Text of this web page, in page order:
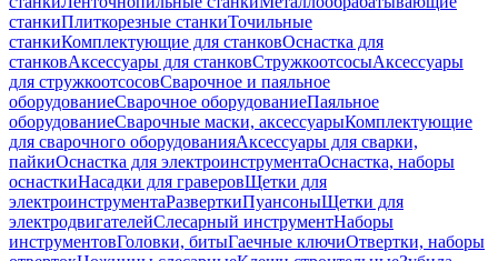
станкиПлиткорезные станкиТочильные
станкиКомплектующие для станковОснастка для
станковАксессуары для станковСтружкоотсосыАксессуары
для стружкоотсосовСварочное и паяльное
оборудованиеСварочное оборудованиеПаяльное
оборудованиеСварочные маски, аксессуарыКомплектующие
для сварочного оборудованияАксессуары для сварки,
пайкиОснастка для электроинструментаОснастка, наборы
оснасткиНасадки для граверовЩетки для
электроинструментаРазверткиПуансоныЩетки для
электродвигателейСлесарный инструментНаборы
инструментовГоловки, битыГаечные ключиОтвертки, наборы